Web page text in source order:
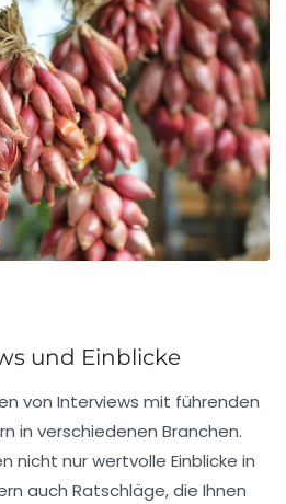
und Einblicke
von Interviews mit führenden
in verschiedenen Branchen.
nicht nur wertvolle Einblicke in
auch Ratschläge, die Ihnen